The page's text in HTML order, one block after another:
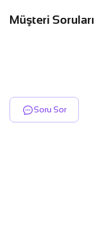
Müşteri Soruları
Soru Sor